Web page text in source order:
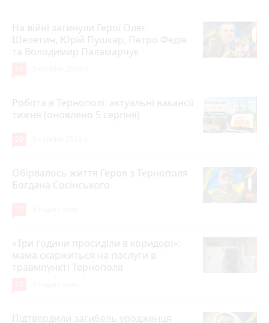
На війні загинули Герої Олег
Шелетин, Юрій Пушкар, Петро Федів
та Володимир Паламарчук
Робота в Тернополі: актуальні вакансії
тижня (оновлено 5 серпня)
Обірвалось життя Героя з Тернополя
Богдана Сосінського
«Три години просиділи в коридорі»:
мама скаржиться на послуги в
травмпункті Тернополя
Підтвердили загибель уродженця